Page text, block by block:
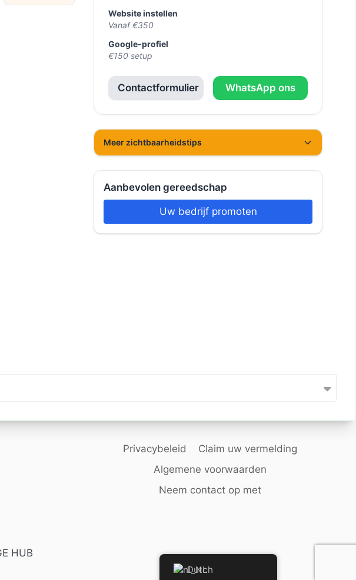
Website instellen
Vanaf €350
Google-profiel
€150 setup
Contactformulier WhatsApp ons
Meer zichtbaarheidstips
Aanbevolen gereedschap
Uw bedrijf promoten
Privacybeleid
Claim uw vermelding
Algemene voorwaarden
Neem contact op met
HUB
Dutch